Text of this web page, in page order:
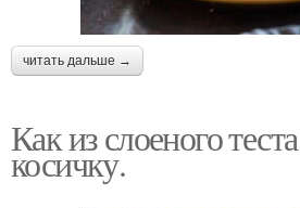
читать дальше →
Как из слоеного
косичку.